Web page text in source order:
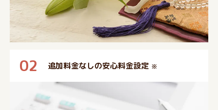
02 追加料金なしの安心料金設定 ※